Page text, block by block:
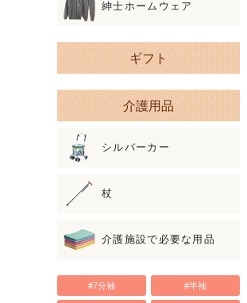
紳士ホームウェア
ギフト
介護用品
シルバーカー
杖
介護施設で必要な用品
#7分袖 #半袖